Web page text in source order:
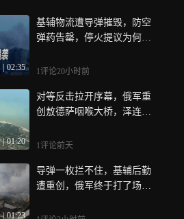
02:35
基辅物流遭导弹摧毁，防空
弹药告罄，停火提议为何遭
1评论20小时前
| 01:20
对等反击拉开序幕，俄军重
创敖德萨咽喉大桥，泽连斯
1评论前天
| 01:23
导弹一枚拦不住，基辅后勤
遭重创，俄军终于打了场漂